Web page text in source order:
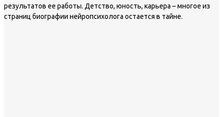
результатов ее работы. Детство, юность, карьера – многое из
страниц биографии нейропсихолога остается в тайне.